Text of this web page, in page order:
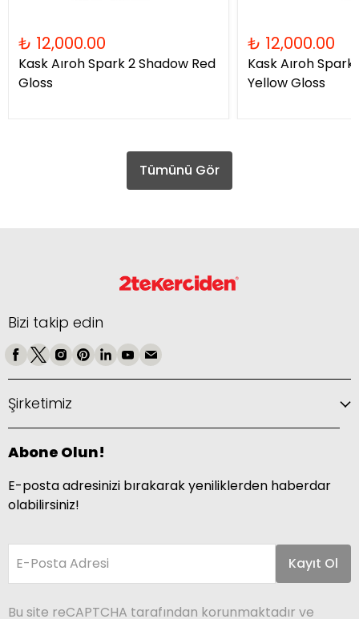
₺ 12,000.00
Kask Aıroh Spark 2 Shadow Red
Gloss
₺ 12,000.00
Kask Aıroh
Yellow Gloss
Tümünü Gör
Bizi takip edin
Şirketimiz
Abone Olun!
E-posta adresinizi bırakarak yeniliklerden haberdar
olabilirsiniz!
E-Posta Adresi Kayıt Ol
Bu site reCAPTCHA tarafından korunmaktadır ve